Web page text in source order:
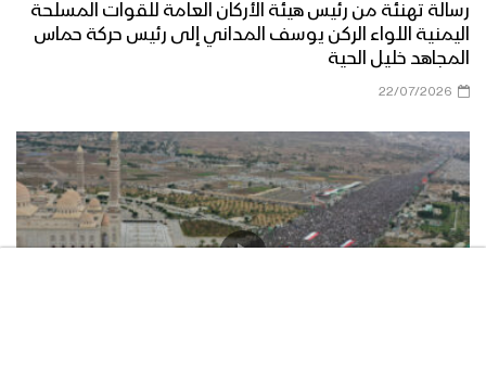
رسالة تهنئة من رئيس هيئة الأركان العامة للقوات المسلحة
اليمنية اللواء الركن يوسف المداني إلى رئيس حركة حماس
المجاهد خليل الحية
22/07/2026